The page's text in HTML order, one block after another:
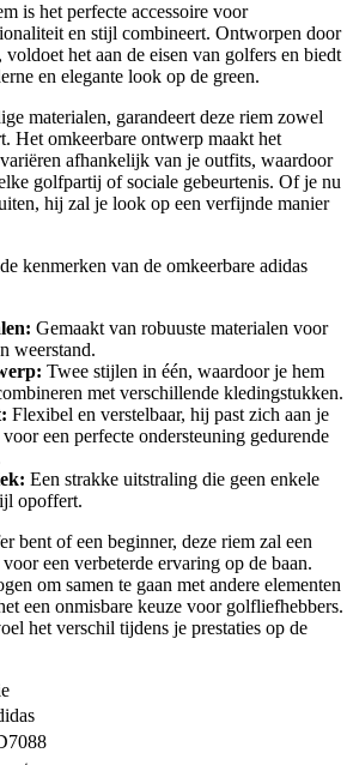
is het perfecte accessoire voor
en stijl combineert. Ontworpen door
voldoet het aan de eisen van golfers en biedt
en elegante look op de green.
materialen, garandeert deze riem zowel
Het omkeerbare ontwerp maakt het
afhankelijk van je outfits, waardoor
golfpartij of sociale gebeurtenis. Of je nu
hij zal je look op een verfijnde manier
kenmerken van de omkeerbare adidas
Gemaakt van robuuste materialen voor
weerstand.
Twee stijlen in één, waardoor je hem
met verschillende kledingstukken.
Flexibel en verstelbaar, hij past zich aan je
een perfecte ondersteuning gedurende
Een strakke uitstraling die geen enkele
opoffert.
bent of een beginner, deze riem zal een
een verbeterde ervaring op de baan.
om samen te gaan met andere elementen
een onmisbare keuze voor golfliefhebbers.
het verschil tijdens je prestaties op de